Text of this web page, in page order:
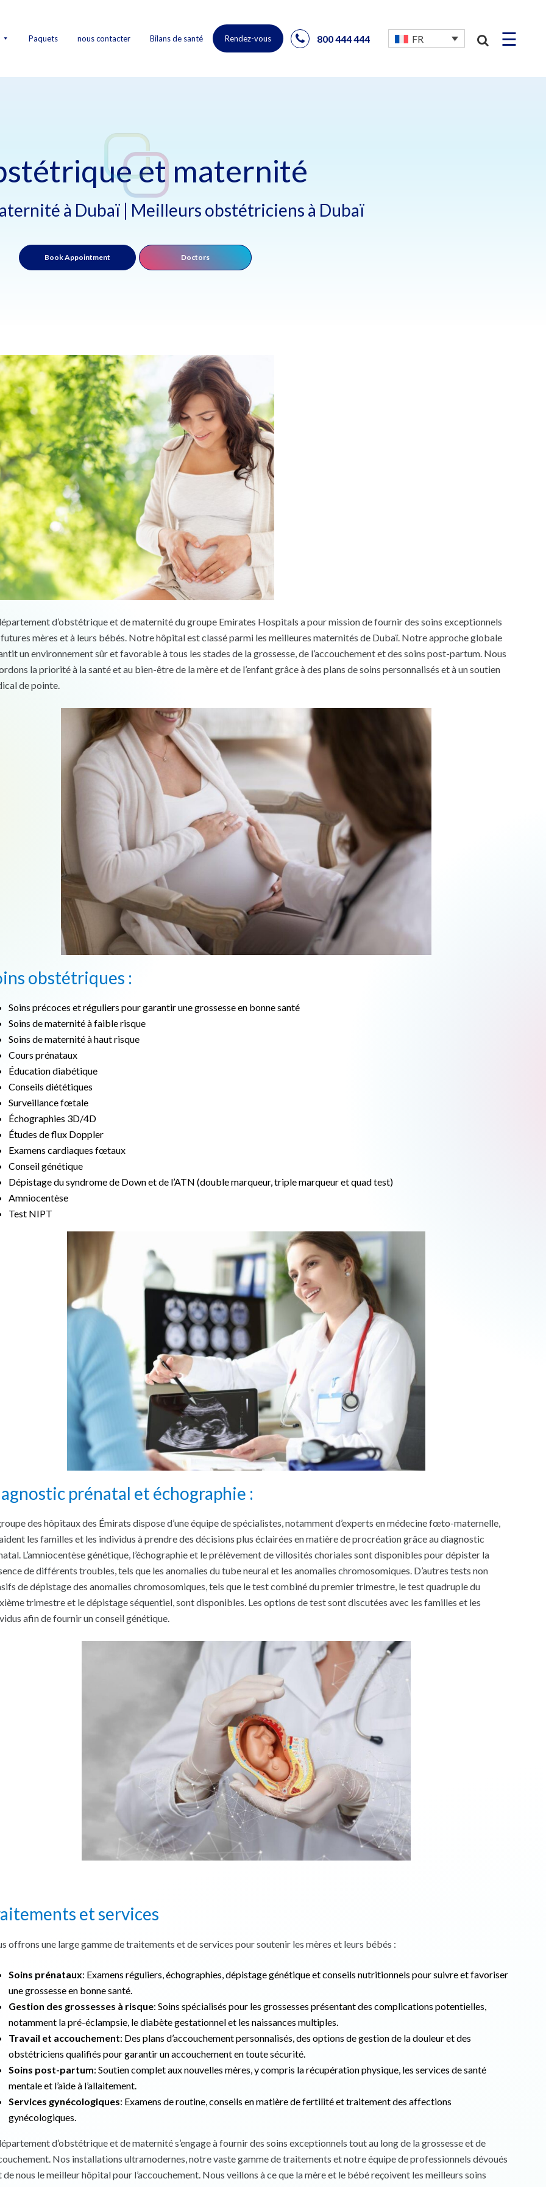
Paquets nous contacter Bilans de santé Rendez-vous 800 444 444 FR ☰
et maternité
à Dubaï | Meilleurs obstétriciens à Dubaï
Book Appointment Doctors
d’obstétrique et de maternité du groupe Emirates Hospitals a pour mission de fournir des soins exceptionnels
mères et à leurs bébés. Notre hôpital est classé parmi les meilleures maternités de Dubaï. Notre approche globale
un environnement sûr et favorable à tous les stades de la grossesse, de l’accouchement et des soins post-partum. Nous
la priorité à la santé et au bien-être de la mère et de l’enfant grâce à des plans de soins personnalisés et à un soutien
de pointe.
obstétriques :
Soins précoces et réguliers pour garantir une grossesse en bonne santé
Soins de maternité à faible risque
Soins de maternité à haut risque
Cours prénataux
Éducation diabétique
Conseils diététiques
Surveillance fœtale
Échographies 3D/4D
Études de flux Doppler
Examens cardiaques fœtaux
Conseil génétique
Dépistage du syndrome de Down et de l’ATN (double marqueur, triple marqueur et quad test)
Amniocentèse
Test NIPT
prénatal et échographie :
des hôpitaux des Émirats dispose d’une équipe de spécialistes, notamment d’experts en médecine fœto-maternelle,
les familles et les individus à prendre des décisions plus éclairées en matière de procréation grâce au diagnostic
L’amniocentèse génétique, l’échographie et le prélèvement de villosités choriales sont disponibles pour dépister la
de différents troubles, tels que les anomalies du tube neural et les anomalies chromosomiques. D’autres tests non
de dépistage des anomalies chromosomiques, tels que le test combiné du premier trimestre, le test quadruple du
trimestre et le dépistage séquentiel, sont disponibles. Les options de test sont discutées avec les familles et les
afin de fournir un conseil génétique.
et services
offrons une large gamme de traitements et de services pour soutenir les mères et leurs bébés :
Soins prénataux: Examens réguliers, échographies, dépistage génétique et conseils nutritionnels pour suivre et favoriser
une grossesse en bonne santé.
Gestion des grossesses à risque: Soins spécialisés pour les grossesses présentant des complications potentielles,
notamment la pré-éclampsie, le diabète gestationnel et les naissances multiples.
Travail et accouchement: Des plans d’accouchement personnalisés, des options de gestion de la douleur et des
obstétriciens qualifiés pour garantir un accouchement en toute sécurité.
Soins post-partum: Soutien complet aux nouvelles mères, y compris la récupération physique, les services de santé
mentale et l’aide à l’allaitement.
Services gynécologiques: Examens de routine, conseils en matière de fertilité et traitement des affections
gynécologiques.
d’obstétrique et de maternité s’engage à fournir des soins exceptionnels tout au long de la grossesse et de
Nos installations ultramodernes, notre vaste gamme de traitements et notre équipe de professionnels dévoués
nous le meilleur hôpital pour l’accouchement. Nous veillons à ce que la mère et le bébé reçoivent les meilleurs soins